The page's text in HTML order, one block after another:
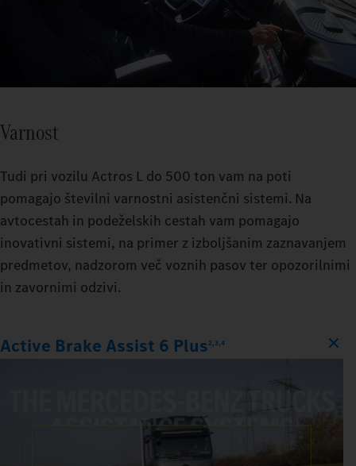
Varnost
Tudi pri vozilu Actros L do 500 ton vam na poti
pomagajo številni varnostni asistenčni sistemi. Na
avtocestah in podeželskih cestah vam pomagajo
inovativni sistemi, na primer z izboljšanim zaznavanjem
predmetov, nadzorom več voznih pasov ter opozorilnimi
in zavornimi odzivi.
Active Brake Assist 6 Plus2,3,4